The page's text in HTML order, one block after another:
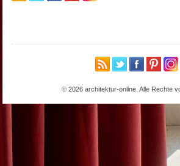
© 2026 architektur-online. Alle Rechte